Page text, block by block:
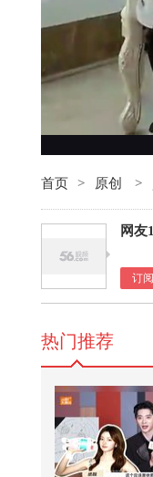
首页 > 原创 >
订阅
热门推荐